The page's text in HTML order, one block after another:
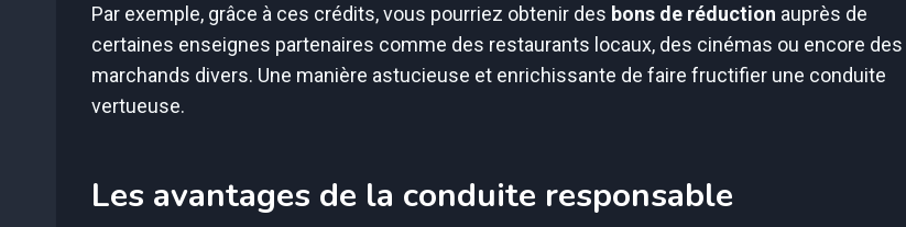
Par exemple, grâce à ces crédits, vous pourriez obtenir des bons de réduction auprès de
certaines enseignes partenaires comme des restaurants locaux, des cinémas ou encore des
marchands divers. Une manière astucieuse et enrichissante de faire fructifier une conduite
vertueuse.
Les avantages de la conduite responsable